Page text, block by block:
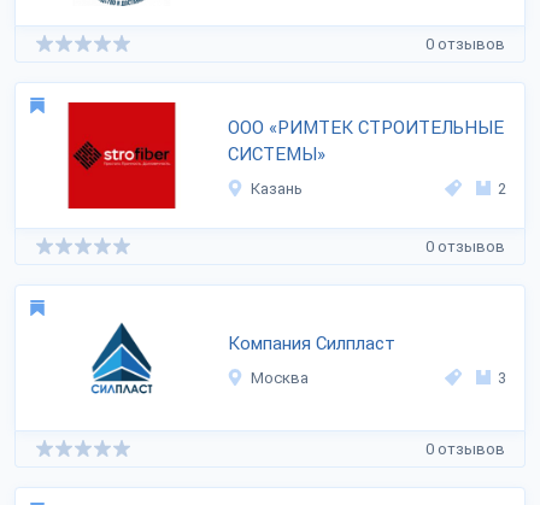
0 отзывов
ООО «РИМТЕК СТРОИТЕЛЬНЫЕ
СИСТЕМЫ»
Казань 2
0 отзывов
Компания Силпласт
Москва 3
0 отзывов